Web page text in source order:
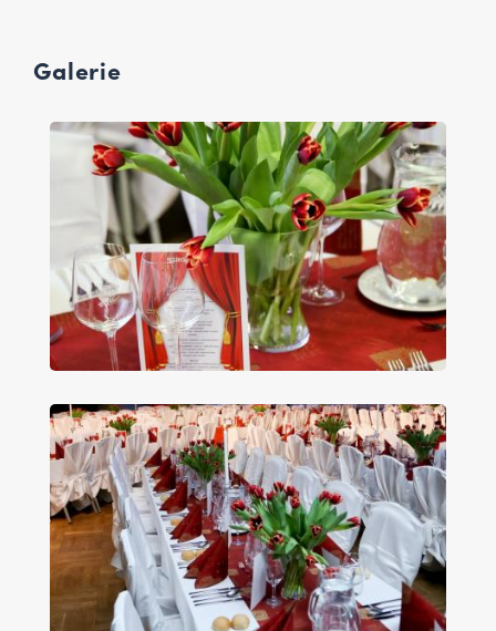
Galerie